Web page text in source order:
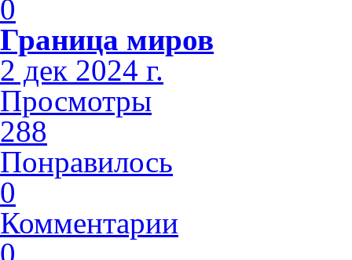
0
Граница миров
2 дек 2024 г.
Просмотры
288
Понравилось
0
Комментарии